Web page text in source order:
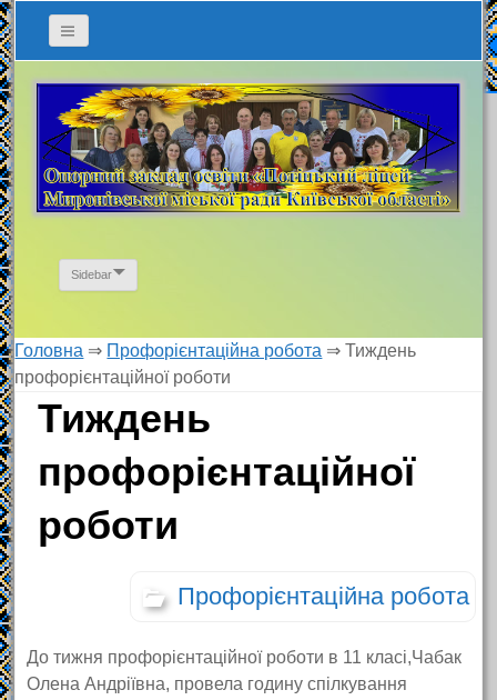
Sidebar
Головна ⇒ Профорієнтаційна робота ⇒Тиждень
профорієнтаційної роботи
Тиждень
профорієнтаційної
роботи
Профорієнтаційна робота
До тижня профорієнтаційної роботи в 11 класі,Чабак
Олена Андріївна, провела годину спілкування